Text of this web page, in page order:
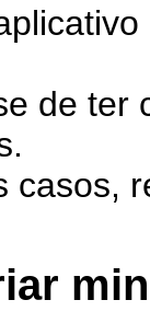
de ter
casos,